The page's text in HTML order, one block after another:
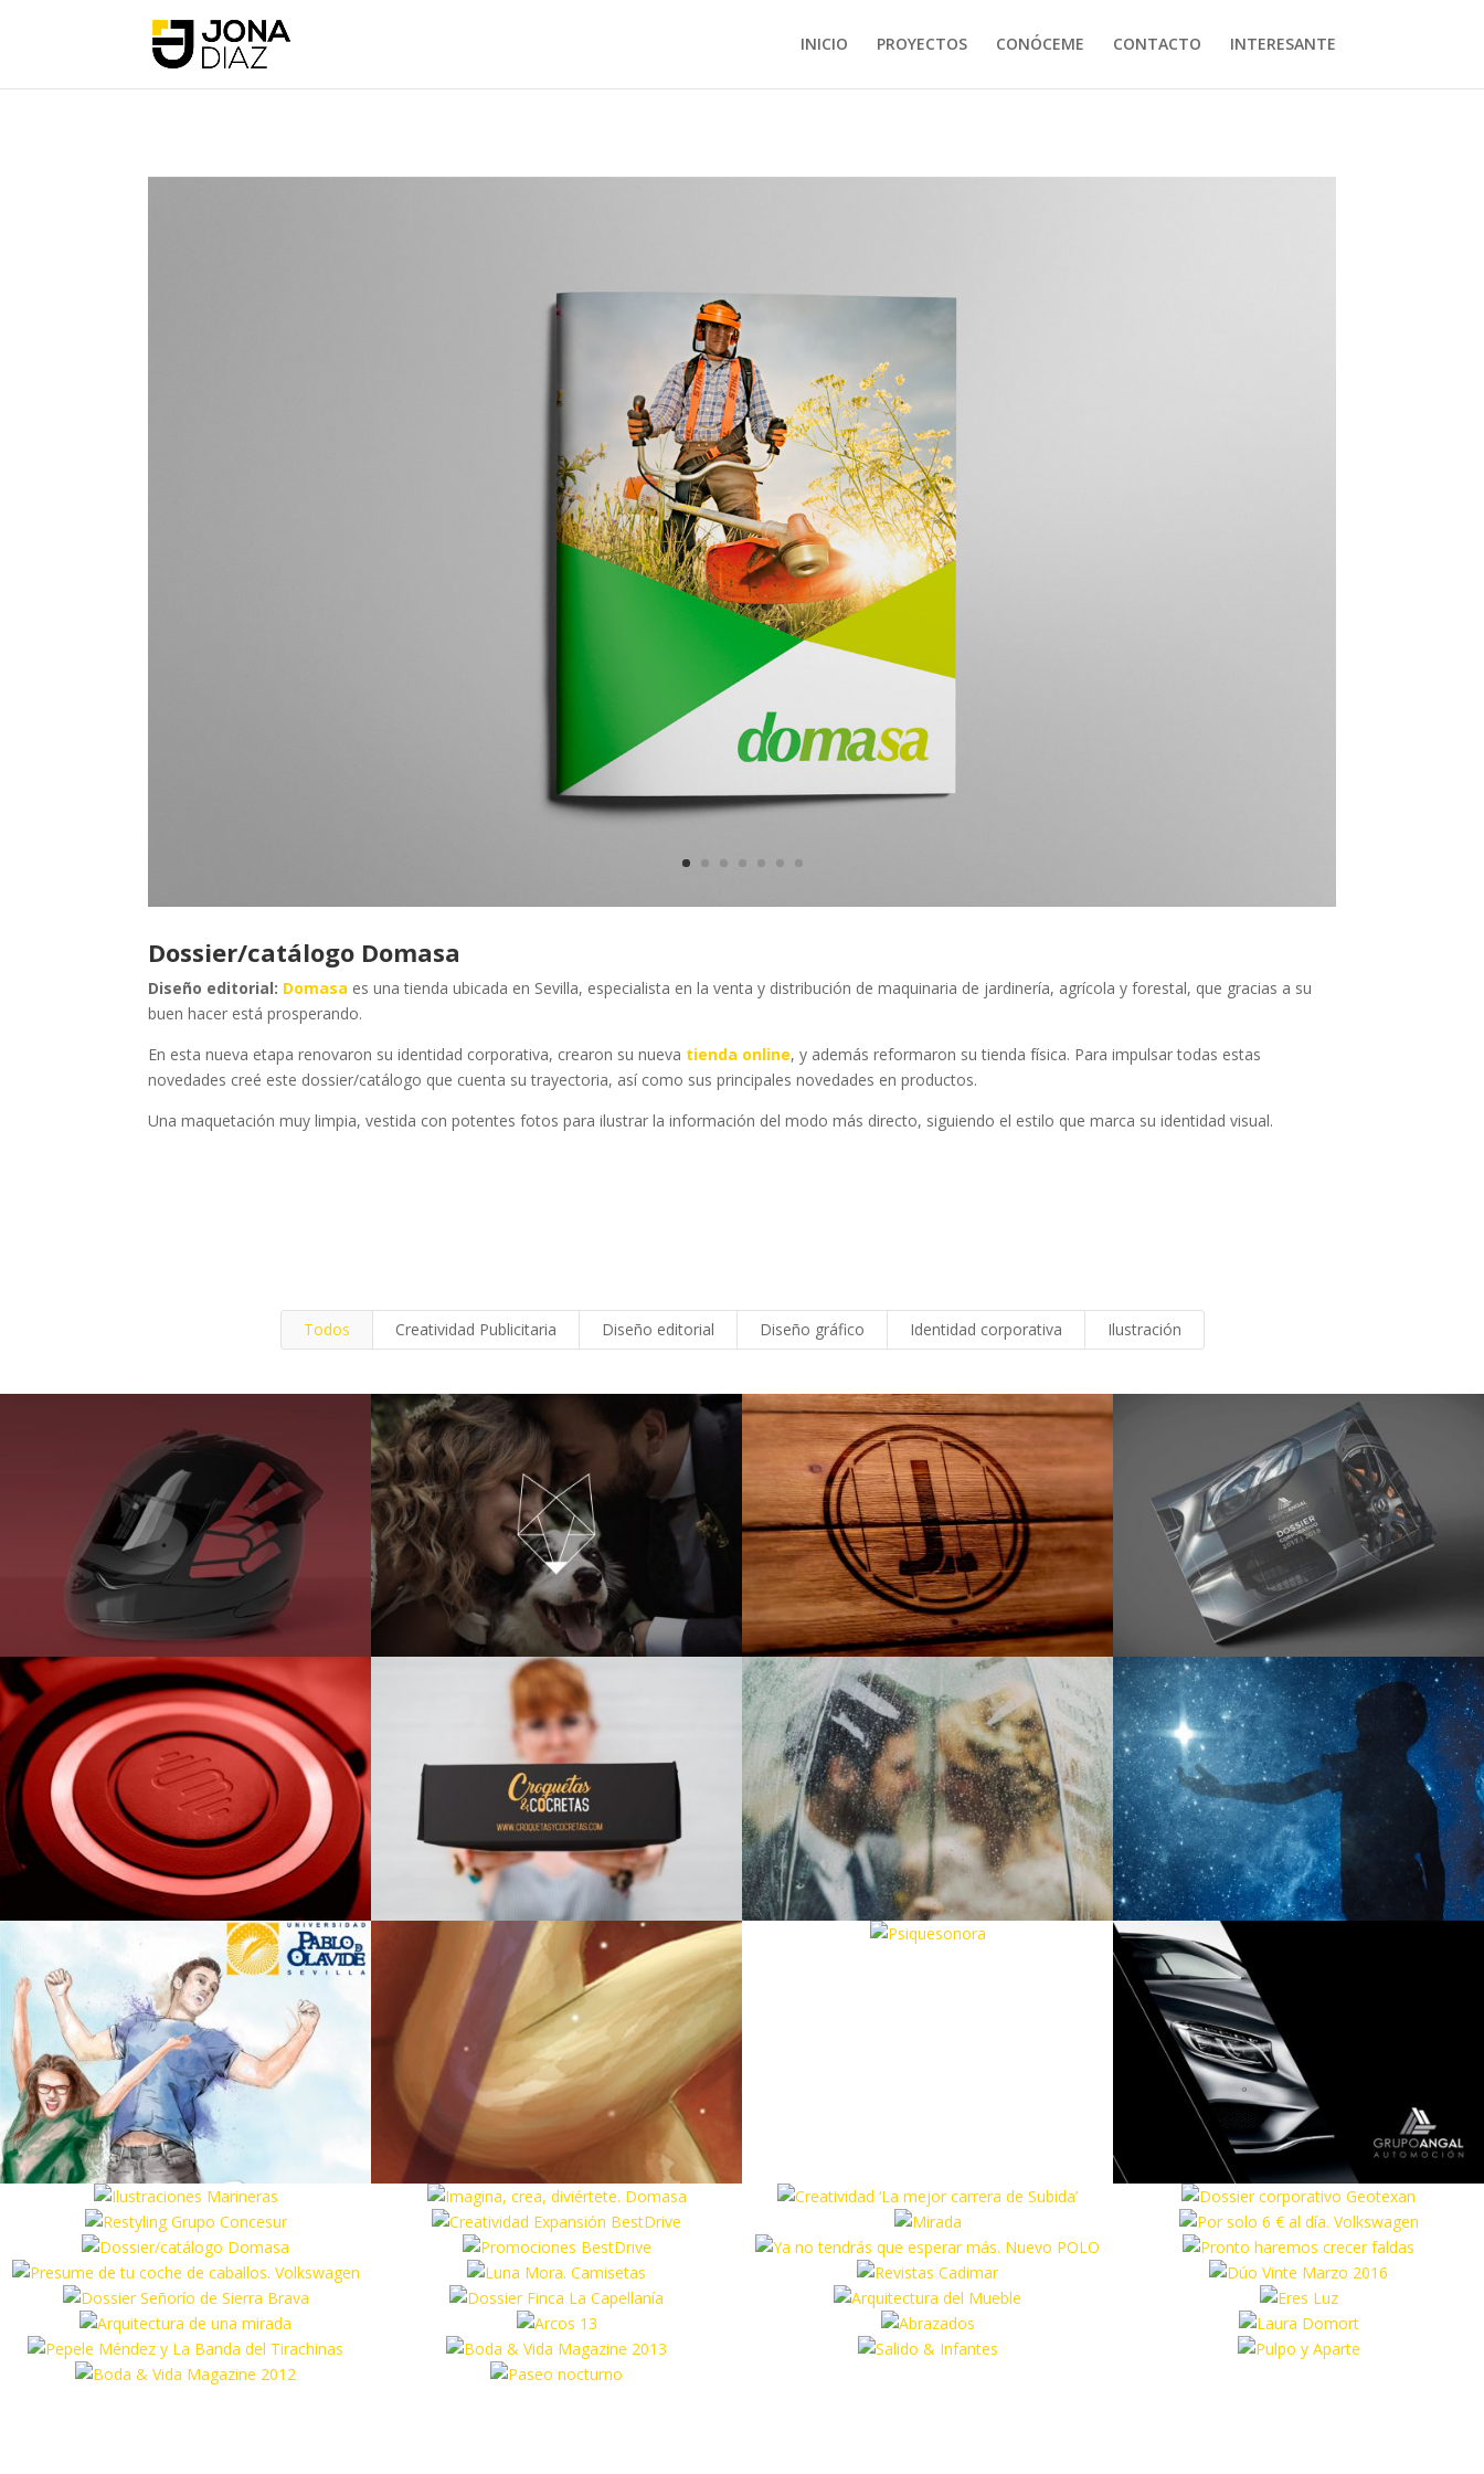
INICIO PROYECTOS CONÓCEME CONTACTO INTERESANTE
Dossier/catálogo Domasa
Diseño editorial: Domasa es una tienda ubicada en Sevilla, especialista en la venta y distribución de maquinaria de jardinería, agrícola y forestal, que gracias a su
buen hacer está prosperando.
En esta nueva etapa renovaron su identidad corporativa, crearon su nueva tienda online, y además reformaron su tienda física. Para impulsar todas estas
novedades creé este dossier/catálogo que cuenta su trayectoria, así como sus principales novedades en productos.
Una maquetación muy limpia, vestida con potentes fotos para ilustrar la información del modo más directo, siguiendo el estilo que marca su identidad visual.
Todos Creatividad Publicitaria Diseño editorial Diseño gráfico Identidad corporativa Ilustración